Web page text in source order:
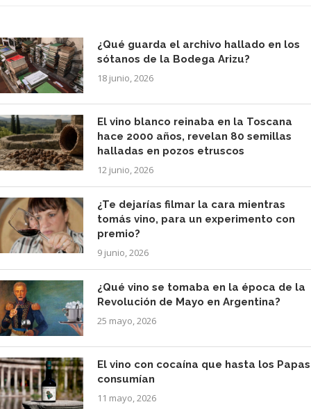
¿Qué guarda el archivo hallado en los
sótanos de la Bodega Arizu?
18 junio, 2026
El vino blanco reinaba en la Toscana
hace 2000 años, revelan 80 semillas
halladas en pozos etruscos
12 junio, 2026
¿Te dejarías filmar la cara mientras
tomás vino, para un experimento con
premio?
9 junio, 2026
¿Qué vino se tomaba en la época de la
Revolución de Mayo en Argentina?
25 mayo, 2026
El vino con cocaína que hasta los Papas
consumían
11 mayo, 2026